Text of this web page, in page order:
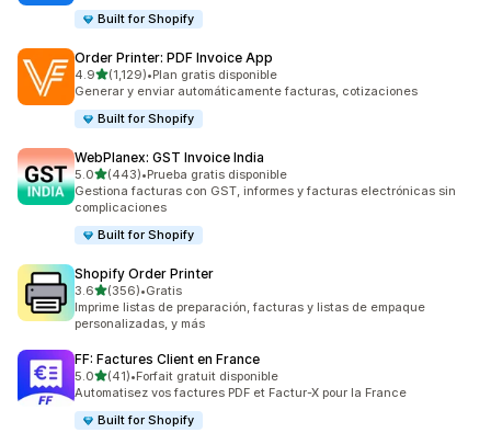
Built for Shopify
Order Printer: PDF Invoice App
4.9de 5 estrellas
(1,129)
1129 reseñas en total
•Plan gratis disponible
Generar y enviar automáticamente facturas, cotizaciones
Built for Shopify
WebPlanex: GST Invoice India
5.0de 5 estrellas
(443)
443 reseñas en total
•Prueba gratis disponible
Gestiona facturas con GST, informes y facturas electrónicas sin
complicaciones
Built for Shopify
Shopify Order Printer
3.6de 5 estrellas
(356)
356 reseñas en total
•Gratis
Imprime listas de preparación, facturas y listas de empaque
personalizadas, y más
FF: Factures Client en France
5.0de 5 estrellas
(41)
41 reseñas en total
•Forfait gratuit disponible
Automatisez vos factures PDF et Factur-X pour la France
Built for Shopify